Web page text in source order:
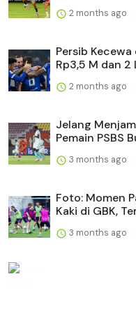
2 months ago
Persib
Rp3,5 M dan 2
2 months ago
Jelang
Pemain PSBS
3 months ago
Foto: Momen
Kaki di GBK,
3 months ago